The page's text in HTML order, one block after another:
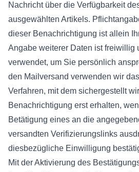
Nachricht über die Verfügbarkeit
ausgewählten Artikels.
dieser Benachrichtigung ist allein
Angabe weiterer Daten ist freiwillig
verwendet, um Sie persönlich
den Mailversand verwenden wir
Verfahren, mit dem sichergestellt
Benachrichtigung erst erhalten,
Betätigung eines an die
versandten Verifizierungslinks
diesbezügliche Einwilligung
Mit der Aktivierung des